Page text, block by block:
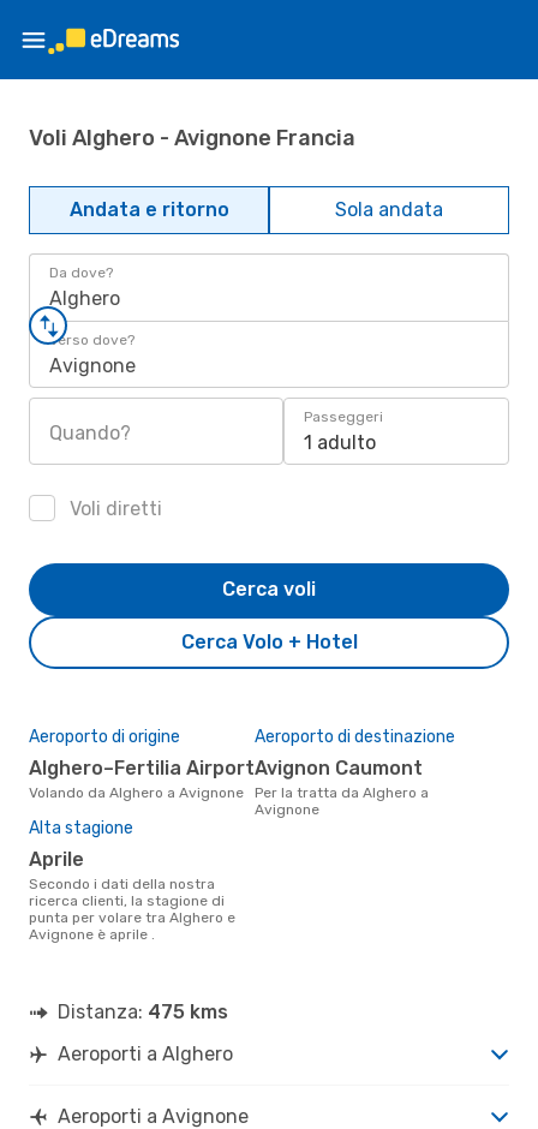
Voli Alghero - Avignone Francia
Andata e ritorno Sola andata
Da dove?
Alghero
Verso dove?
Avignone
Quando?
Passeggeri
1 adulto
Voli diretti
Cerca Volo + Hotel
Cerca voli
Aeroporto di origine
Alghero–Fertilia Airport
Volando da Alghero a Avignone
Aeroporto di destinazione
Avignon Caumont
Per la tratta da Alghero a
Avignone
Alta stagione
aprile
Secondo i dati della nostra
ricerca clienti, la stagione di
punta per volare tra Alghero e
Avignone è aprile .
Distanza: 475 kms
Aeroporti a Alghero
Aeroporti a Avignone